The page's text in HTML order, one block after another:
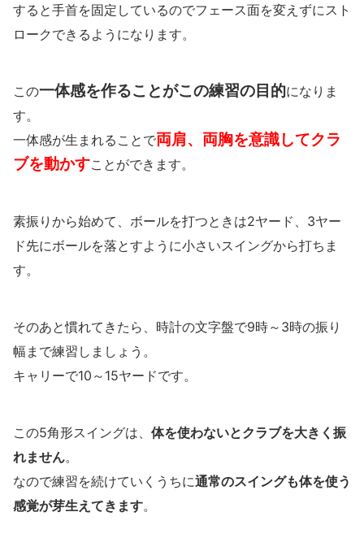
すると手首を固定しているのでフェース面を変えずにスト
ロークできるようになります。
この一体感を作ることがこの練習の目的になりま
す。
一体感が生まれることで両肩、両胸を意識してクラ
ブを動かすことができます。
素振りから始めて、ボールを打つときは2ヤード、3ヤー
ド先にボールを落とすように小さいスイングから打ちま
す。
そのあと慣れてきたら、時計の文字盤で9時～3時の振り
幅まで練習しましょう。
キャリーで10～15ヤードです。
この5角形スイングは、 体を使わないとクラブを大きく振
れません。
なので練習を続けていくうちに通常のスイングも体を使う
感覚が芽生えてきます。